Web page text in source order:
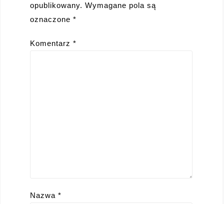
opublikowany. Wymagane pola są
oznaczone *
Komentarz *
Nazwa *